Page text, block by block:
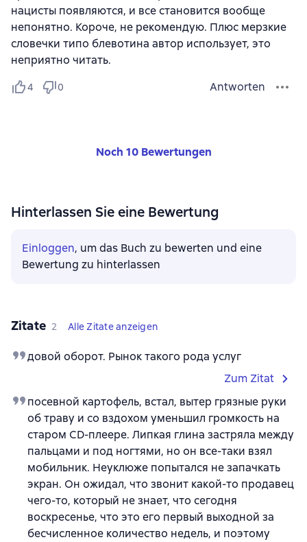
нацисты появляются, и все становится вообще
непонятно. Короче, не рекомендую. Плюс мерзкие
словечки типо блевотина автор использует, это
неприятно читать.
4 0 Antworten
Noch 10 Bewertungen
Hinterlassen Sie eine Bewertung
Einloggen, um das Buch zu bewerten und eine
Bewertung zu hinterlassen
Zitate 2 Alle Zitate anzeigen
довой оборот. Рынок такого рода услуг
Zum Zitat
посевной картофель, встал, вытер грязные руки
об траву и со вздохом уменьшил громкость на
старом CD-плеере. Липкая глина застряла между
пальцами и под ногтями, но он все-таки взял
мобильник. Неуклюже попытался не запачкать
экран. Он ожидал, что звонит какой-то продавец
чего-то, который не знает, что сегодня
воскресенье, что это его первый выходной за
бесчисленное количество недель, и поэтому